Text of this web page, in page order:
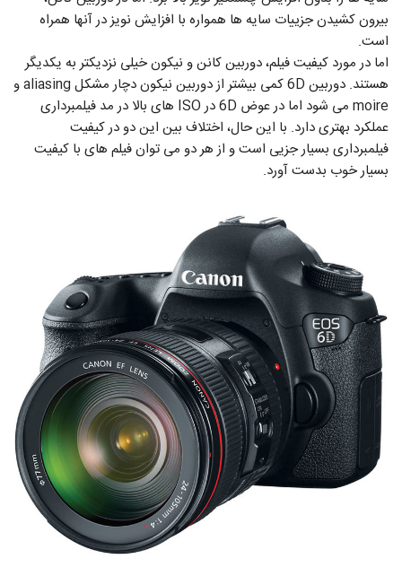
بیرون کشیدن جزییات سایه ها همواره با افزایش نویز در آنها همراه
است.
اما در مورد کیفیت فیلم، دوربین کانن و نیکون خیلی نزدیکتر به یکدیگر
هستند. دوربین 6D کمی بیشتر از دوربین نیکون دچار مشکل aliasing و
moire می شود اما در عوض 6D در ISO های بالا در مد فیلمبرداری
عملکرد بهتری دارد. با این حال، اختلاف بین این دو در کیفیت
فیلمبرداری بسیار جزیی است و از هر دو می توان فیلم های با کیفیت
بسیار خوب بدست آورد.